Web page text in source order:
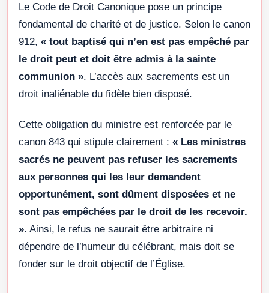
Le Code de Droit Canonique pose un principe
fondamental de charité et de justice. Selon le canon
912, « tout baptisé qui n’en est pas empêché par
le droit peut et doit être admis à la sainte
communion ». L’accès aux sacrements est un
droit inaliénable du fidèle bien disposé.
Cette obligation du ministre est renforcée par le
canon 843 qui stipule clairement : « Les ministres
sacrés ne peuvent pas refuser les sacrements
aux personnes qui les leur demandent
opportunément, sont dûment disposées et ne
sont pas empêchées par le droit de les recevoir.
». Ainsi, le refus ne saurait être arbitraire ni
dépendre de l’humeur du célébrant, mais doit se
fonder sur le droit objectif de l’Église.